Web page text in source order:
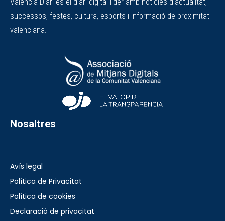
successos, festes, cultura, esports i informació de proximitat
valenciana.
Nosaltres
Avís legal
Política de Privacitat
Política de cookies
Declaració de privacitat